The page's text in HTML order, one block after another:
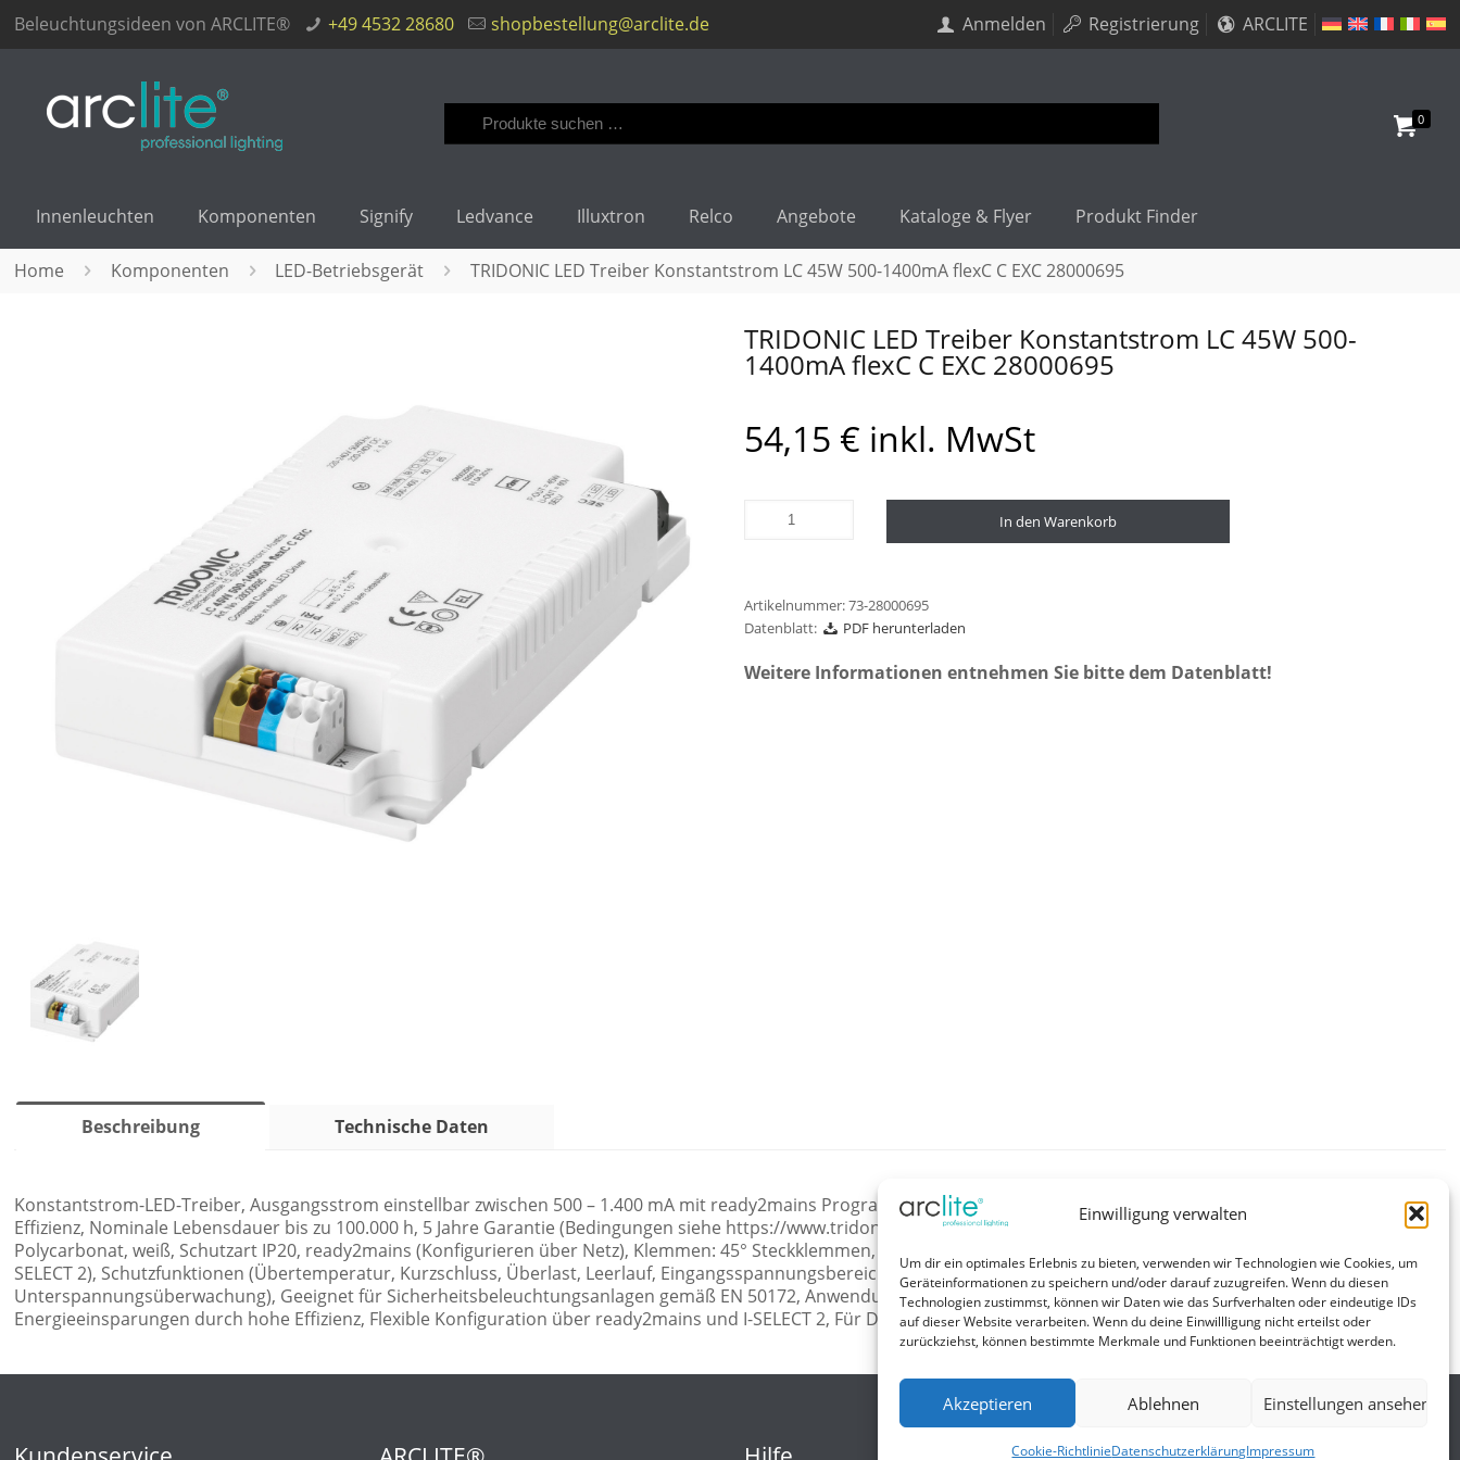
Einwilligung verwalten
Um dir ein optimales Erlebnis zu bieten, verwenden wir Technologien wie Cookies, um
Geräteinformationen zu speichern und/oder darauf zuzugreifen. Wenn du diesen
Technologien zustimmst, können wir Daten wie das Surfverhalten oder eindeutige IDs
auf dieser Website verarbeiten. Wenn du deine Einwillligung nicht erteilst oder
zurückziehst, können bestimmte Merkmale und Funktionen beeinträchtigt werden.
Akzeptieren Ablehnen Einstellungen ansehen
Cookie-RichtlinieDatenschutzerklärungImpressum
Beleuchtungsideen von ARCLITE® +49 4532 28680 shopbestellung@arclite.de Anmelden Registrierung ARCLITE
Suchen
nach:
0
Innenleuchten Komponenten Signify Ledvance Illuxtron Relco Angebote Kataloge & Flyer Produkt Finder
Home Komponenten LED-Betriebsgerät TRIDONIC LED Treiber Konstantstrom LC 45W 500-1400mA flexC C EXC 28000695
TRIDONIC LED Treiber Konstantstrom LC 45W 500-
1400mA flexC C EXC 28000695
54,15 € inkl. MwSt
In den Warenkorb
Artikelnummer:73-28000695
Datenblatt:
PDF herunterladen
Weitere Informationen entnehmen Sie bitte dem Datenblatt!
Beschreibung Technische Daten
Konstantstrom-LED-Treiber, Ausgangsstrom einstellbar zwischen 500 – 1.400 mA mit ready2mains Programmer oder I-SELECT 2 Plugs, Max. Ausgangsleistung 45 W, Bis zu 88 %
Effizienz, Nominale Lebensdauer bis zu 100.000 h, 5 Jahre Garantie (Bedingungen siehe https://www.tridonic.com/de/int/services/herstellergarantiebedingungen), Gehäuse:
Polycarbonat, weiß, Schutzart IP20, ready2mains (Konfigurieren über Netz), Klemmen: 45° Steckklemmen, Einstellbarer Ausgangsstrom in 1-mA-Schritten (ready2mains, I-
SELECT 2), Schutzfunktionen (Übertemperatur, Kurzschluss, Überlast, Leerlauf, Eingangsspannungsbereich), Intelligent Voltage Guard (Überspannungs- und
Unterspannungsüberwachung), Geeignet für Sicherheitsbeleuchtungsanlagen gemäß EN 50172, Anwendungsorientiertes Betriebsfenster für max. Kompatibilität, Hohe
Energieeinsparungen durch hohe Effizienz, Flexible Konfiguration über ready2mains und I-SELECT 2, Für Downlight, Strahler und dekorative Anwendungen